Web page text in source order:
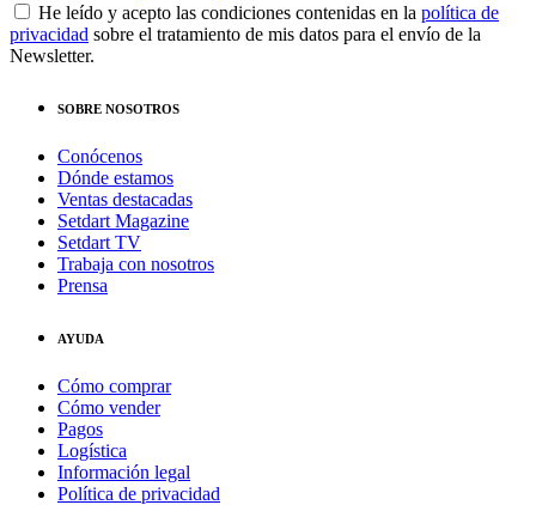
He leído y acepto las condiciones contenidas en la política de
privacidad sobre el tratamiento de mis datos para el envío de la
Newsletter.
SOBRE NOSOTROS
Conócenos
Dónde estamos
Ventas destacadas
Setdart Magazine
Setdart TV
Trabaja con nosotros
Prensa
AYUDA
Cómo comprar
Cómo vender
Pagos
Logística
Información legal
Política de privacidad